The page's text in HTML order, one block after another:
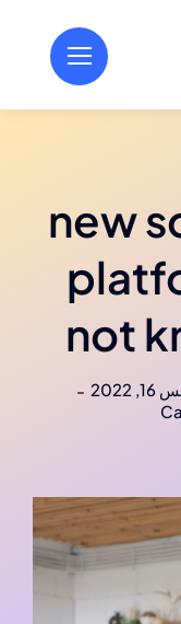
7 new
not
-